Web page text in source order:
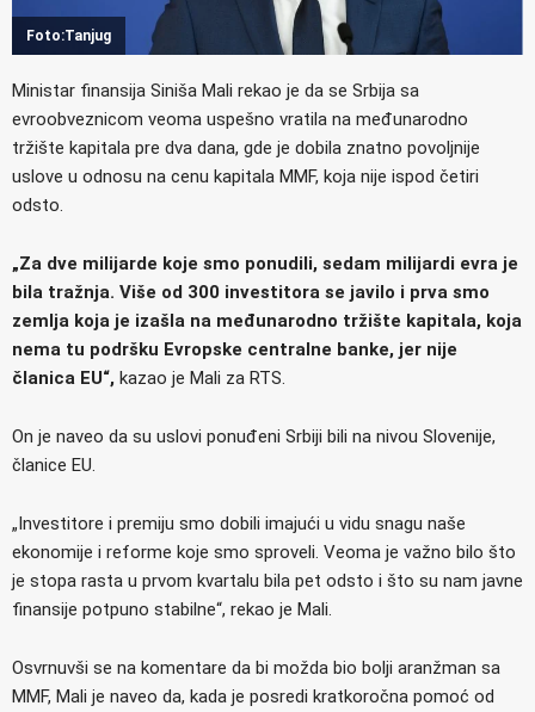
Foto:Tanjug
Ministar finansija Siniša Mali rekao je da se Srbija sa
evroobveznicom veoma uspešno vratila na međunarodno
tržište kapitala pre dva dana, gde je dobila znatno povoljnije
uslove u odnosu na cenu kapitala MMF, koja nije ispod četiri
odsto.
„Za dve milijarde koje smo ponudili, sedam milijardi evra je
bila tražnja. Više od 300 investitora se javilo i prva smo
zemlja koja je izašla na međunarodno tržište kapitala, koja
nema tu podršku Evropske centralne banke, jer nije
članica EU“, kazao je Mali za RTS.
On je naveo da su uslovi ponuđeni Srbiji bili na nivou Slovenije,
članice EU.
„Investitore i premiju smo dobili imajući u vidu snagu naše
ekonomije i reforme koje smo sproveli. Veoma je važno bilo što
je stopa rasta u prvom kvartalu bila pet odsto i što su nam javne
finansije potpuno stabilne“, rekao je Mali.
Osvrnuvši se na komentare da bi možda bio bolji aranžman sa
MMF, Mali je naveo da, kada je posredi kratkoročna pomoć od